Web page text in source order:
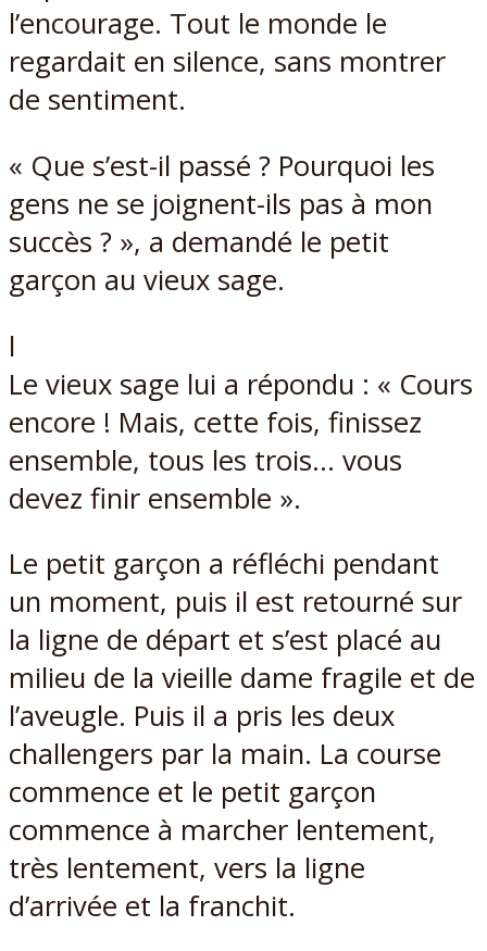
l’encourage. Tout le monde le
regardait en silence, sans montrer
de sentiment.
« Que s’est-il passé ? Pourquoi les
gens ne se joignent-ils pas à mon
succès ? », a demandé le petit
garçon au vieux sage.
l
Le vieux sage lui a répondu : « Cours
encore ! Mais, cette fois, finissez
ensemble, tous les trois… vous
devez finir ensemble ».
Le petit garçon a réfléchi pendant
un moment, puis il est retourné sur
la ligne de départ et s’est placé au
milieu de la vieille dame fragile et de
l’aveugle. Puis il a pris les deux
challengers par la main. La course
commence et le petit garçon
commence à marcher lentement,
très lentement, vers la ligne
d’arrivée et la franchit.